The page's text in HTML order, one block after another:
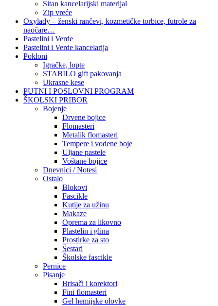
Sitan kancelarijski materijal
Zip vreće
Oxylady – ženski rančevi, kozmetičke torbice, futrole za
naočare…
Pastelini i Verde
Pastelini i Verde kancelarija
Pokloni
Igračke, lopte
STABILO gift pakovanja
Ukrasne kese
PUTNI I POSLOVNI PROGRAM
ŠKOLSKI PRIBOR
Bojenje
Drvene bojice
Flomasteri
Metalik flomasteri
Tempere i vodene boje
Uljane pastele
Voštane bojice
Dnevnici / Notesi
Ostalo
Blokovi
Fascikle
Kutije za užinu
Makaze
Oprema za likovno
Plastelin i glina
Prostirke za sto
Šestari
Školske fascikle
Pernice
Pisanje
Brisači i korektori
Fini flomasteri
Gel hemijske olovke